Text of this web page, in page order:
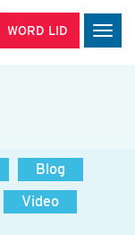
WORD LID
Blog
Video